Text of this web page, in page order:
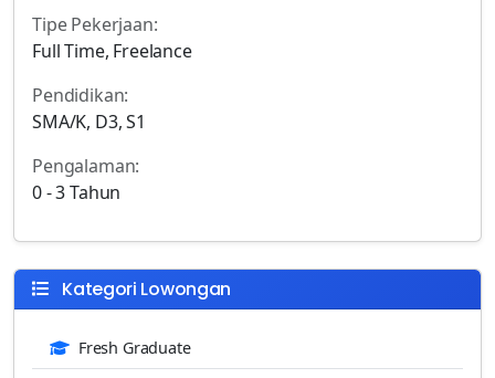
Tipe Pekerjaan:
Full Time, Freelance
Pendidikan:
SMA/K, D3, S1
Pengalaman:
0 - 3 Tahun
Kategori Lowongan
Fresh Graduate